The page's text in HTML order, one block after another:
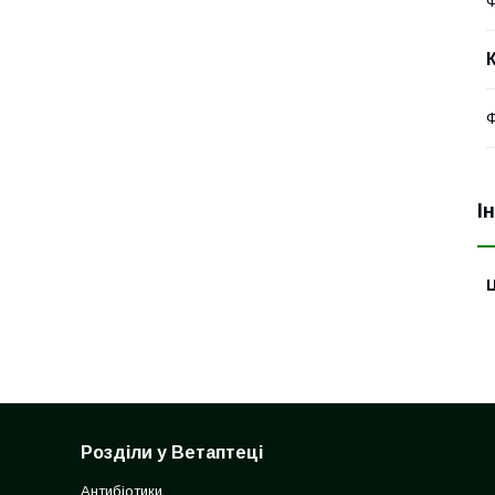
Розділи у Ветаптеці
Антибіотики